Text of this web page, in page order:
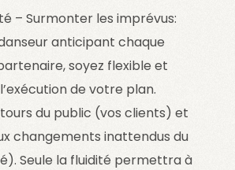
– Surmonter les imprévus:
anticipant chaque
soyez flexible et
de votre plan.
du public (vos clients) et
changements inattendus du
Seule la fluidité permettra à